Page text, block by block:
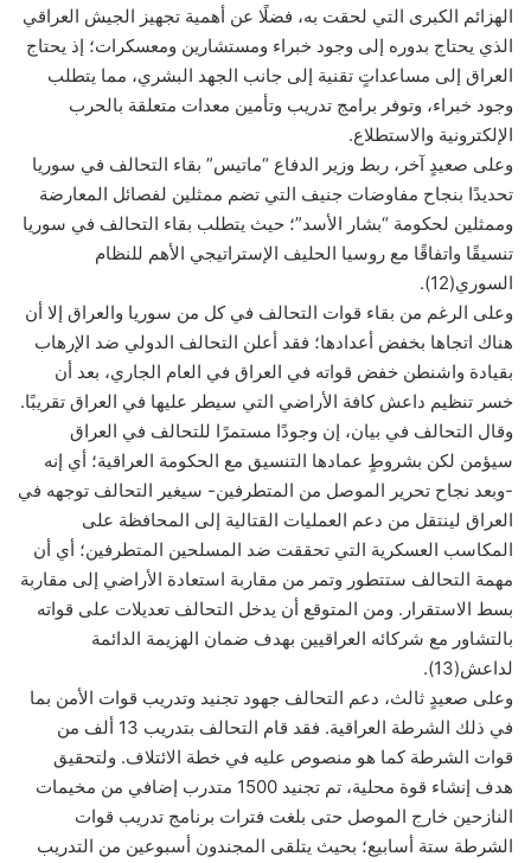
الهزائم الكبرى التي لحقت به، فضلًا عن أهمية تجهيز الجيش العراقي
الذي يحتاج بدوره إلى وجود خبراء ومستشارين ومعسكرات؛ إذ يحتاج
العراق إلى مساعداتٍ تقنية إلى جانب الجهد البشري، مما يتطلب
وجود خبراء، وتوفر برامج تدريب وتأمين معدات متعلقة بالحرب
الإلكترونية والاستطلاع.
وعلى صعيدٍ آخر، ربط وزير الدفاع “ماتيس” بقاء التحالف في سوريا
تحديدًا بنجاح مفاوضات جنيف التي تضم ممثلين لفصائل المعارضة
وممثلين لحكومة “بشار الأسد”؛ حيث يتطلب بقاء التحالف في سوريا
تنسيقًا واتفاقًا مع روسيا الحليف الإستراتيجي الأهم للنظام
السوري(12).
وعلى الرغم من بقاء قوات التحالف في كل من سوريا والعراق إلا أن
هناك اتجاها بخفض أعدادها؛ فقد أعلن التحالف الدولي ضد الإرهاب
بقيادة واشنطن خفض قواته في العراق في العام الجاري، بعد أن
خسر تنظيم داعش كافة الأراضي التي سيطر عليها في العراق تقريبًا.
وقال التحالف في بيان، إن وجودًا مستمرًا للتحالف في العراق
سيؤمن لكن بشروطٍ عمادها التنسيق مع الحكومة العراقية؛ أي إنه
-وبعد نجاح تحرير الموصل من المتطرفين- سيغير التحالف توجهه في
العراق لينتقل من دعم العمليات القتالية إلى المحافظة على
المكاسب العسكرية التي تحققت ضد المسلحين المتطرفين؛ أي أن
مهمة التحالف ستتطور وتمر من مقاربة استعادة الأراضي إلى مقاربة
بسط الاستقرار. ومن المتوقع أن يدخل التحالف تعديلات على قواته
بالتشاور مع شركائه العراقيين بهدف ضمان الهزيمة الدائمة
لداعش(13).
وعلى صعيدٍ ثالث، دعم التحالف جهود تجنيد وتدريب قوات الأمن بما
في ذلك الشرطة العراقية. فقد قام التحالف بتدريب 13 ألف من
قوات الشرطة كما هو منصوص عليه في خطة الائتلاف. ولتحقيق
هدف إنشاء قوة محلية، تم تجنيد 1500 متدرب إضافي من مخيمات
النازحين خارج الموصل حتى بلغت فترات برنامج تدريب قوات
الشرطة ستة أسابيع؛ بحيث يتلقى المجندون أسبوعين من التدريب